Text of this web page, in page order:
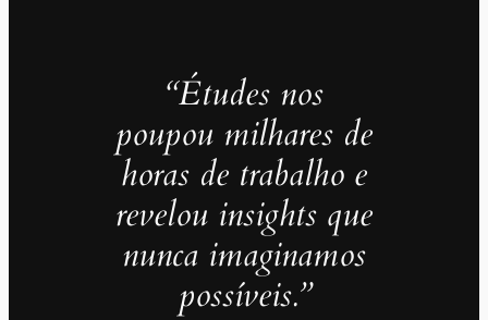
“Études nos
poupou milhares de
horas de trabalho e
revelou insights que
nunca imaginamos
possíveis.”